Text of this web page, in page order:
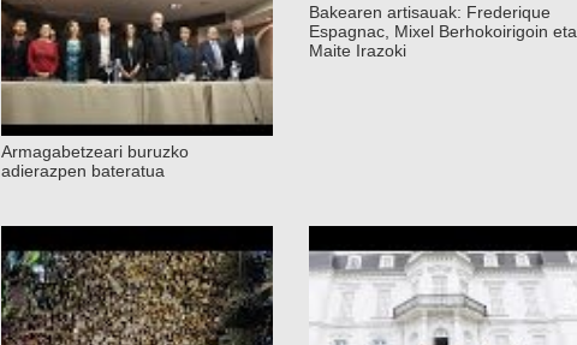
Armagabetzeari buruzko
adierazpen bateratua
Bakearen artisauak: Frederique
Espagnac, Mixel Berhokoirigoin eta
Maite Irazoki